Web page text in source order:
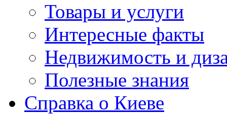
Товары и услуги
Интересные факты
Недвижимость и
Полезные знания
Справка о Киеве